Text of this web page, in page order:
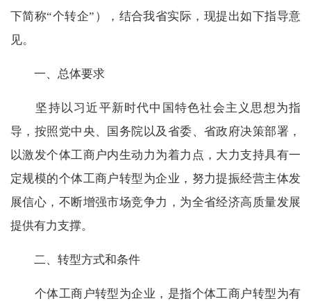
下简称“个转企”），结合我省实际，现提出如下指导意
见。
一、总体要求
坚持以习近平新时代中国特色社会主义思想为指
导，按照党中央、国务院以及省委、省政府决策部署，
以激发个体工商户内生动力为着力点，大力支持具有一
定规模的个体工商户转型为企业，努力提振经营主体发
展信心，不断增强市场竞争力，为全省经济高质量发展
提供有力支撑。
二、转型方式和条件
个体工商户转型为企业，是指个体工商户转型为有